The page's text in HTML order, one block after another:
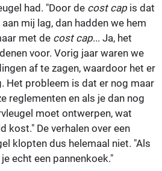
had. "Door de cost cap is dat
mij lag, dan hadden we hem
met de cost cap... Ja, het
voor. Vorig jaar waren we
af te zagen, waardoor het er
Het probleem is dat er nog maar
reglementen en als je dan nog
moet ontwerpen, wat
kost." De verhalen over een
klopten dus helemaal niet. "Als
echt een pannenkoek."